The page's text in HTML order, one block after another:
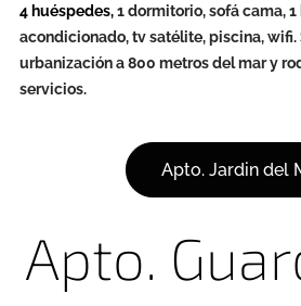
4 huéspedes,1 dormitorio, sofá cama, 1
acondicionado, tv satélite, piscina,
urbanización a 800 metros del mar y
servicios.
Apto. Jardin del
Apto.